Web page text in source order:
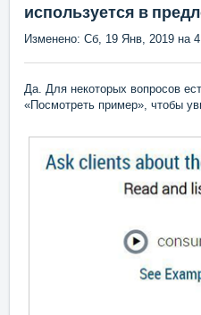
используется в
Изменено: Сб, 19 Янв, 2019 на
Да. Для некоторых вопросов
«Посмотреть пример», чтобы